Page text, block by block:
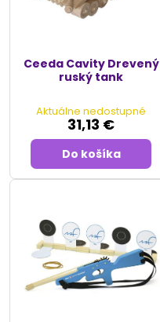
Ceeda Cavity Drevený
ruský tank
Aktuálne nedostupné
31,13 €
Do košíka